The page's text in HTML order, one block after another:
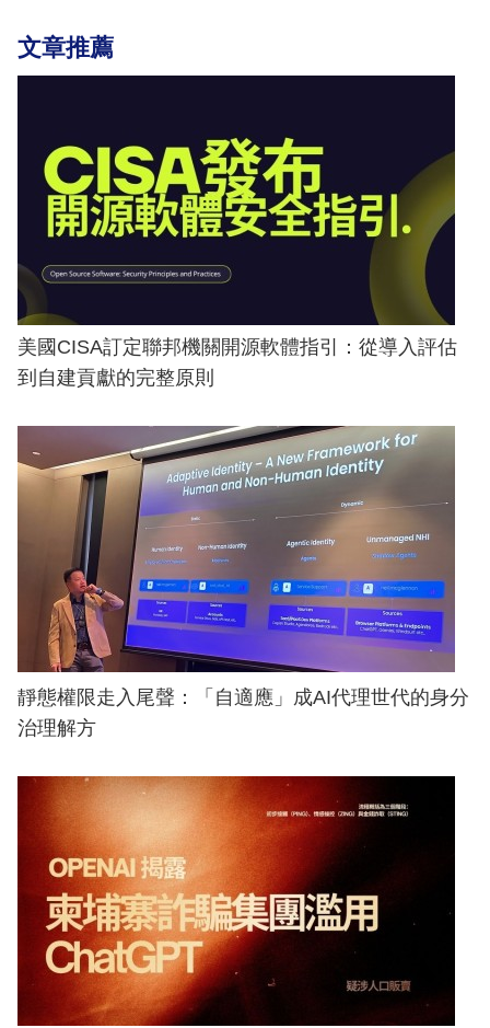
文章推薦
美國CISA訂定聯邦機關開源軟體指引：從導入評估
到自建貢獻的完整原則
靜態權限走入尾聲：「自適應」成AI代理世代的身分
治理解方